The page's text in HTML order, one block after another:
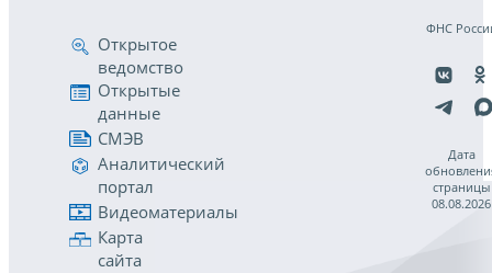
Открытое
ведомство
Открытые
данные
СМЭВ
Аналитический
портал
Видеоматериалы
Карта
сайта
ФНС
Дата
страницы
08.08.2026